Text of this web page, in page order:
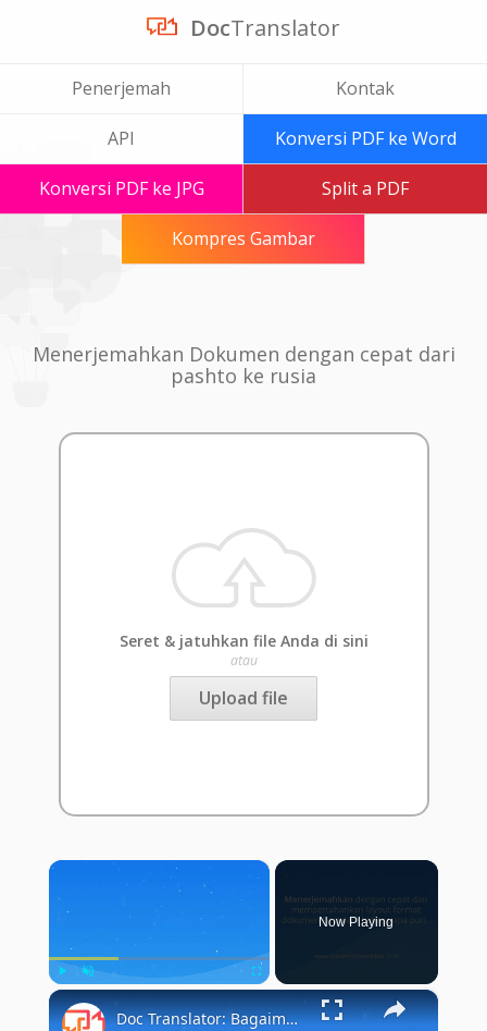
DocTranslator
Penerjemah Kontak
API Konversi PDF ke Word
Konversi PDF ke JPG Split a PDF
Kompres Gambar
Menerjemahkan Dokumen dengan cepat dari
pashto ke rusia
Seret & jatuhkan file Anda di sini
atau
Upload file
×
Play Unmute Fullscreen
Now Playing
×
Doc Translator: Bagaimana cara menggunakan penerjemah dokumen?